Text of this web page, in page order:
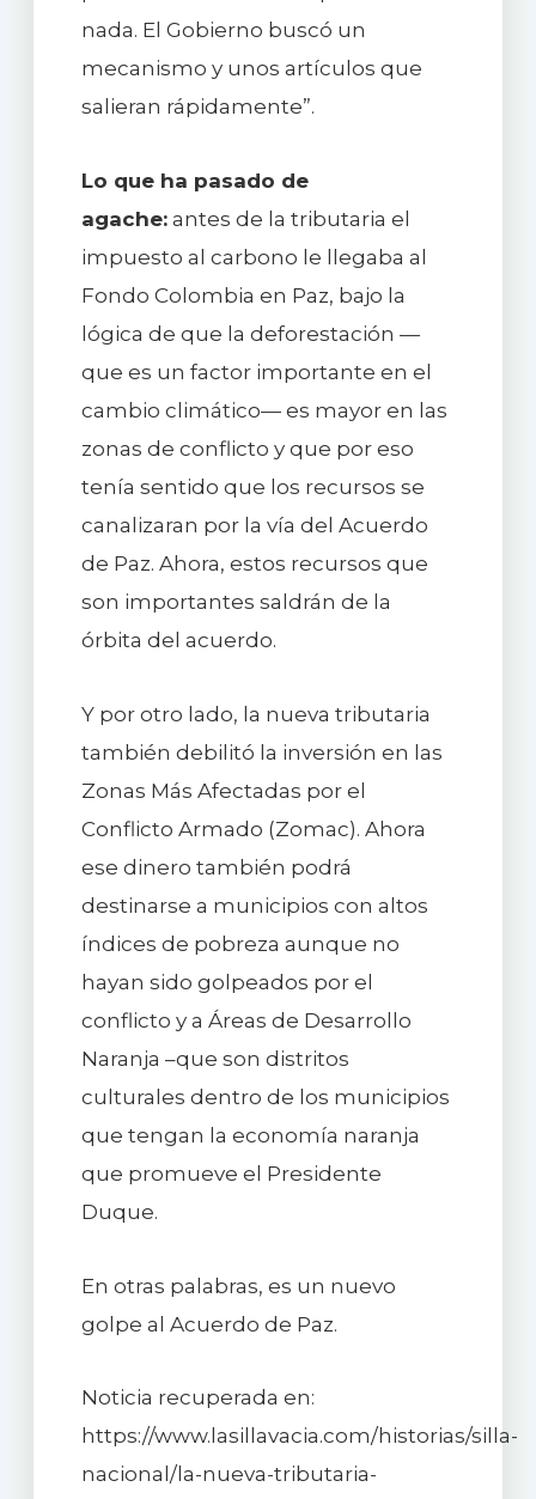
nada. El Gobierno buscó un
mecanismo y unos artículos que
salieran rápidamente”.
Lo que ha pasado de
agache:antes de la tributaria el
impuesto al carbono le llegaba al
Fondo Colombia en Paz, bajo la
lógica de que la deforestación —
que es un factor importante en el
cambio climático— es mayor en las
zonas de conflicto y que por eso
tenía sentido que los recursos se
canalizaran por la vía del Acuerdo
de Paz. Ahora, estos recursos que
son importantes saldrán de la
órbita del acuerdo.
Y por otro lado, la nueva tributaria
también debilitó la inversión en las
Zonas Más Afectadas por el
Conflicto Armado (Zomac). Ahora
ese dinero también podrá
destinarse a municipios con altos
índices de pobreza aunque no
hayan sido golpeados por el
conflicto y a Áreas de Desarrollo
Naranja –que son distritos
culturales dentro de los municipios
que tengan la economía naranja
que promueve el Presidente
Duque.
En otras palabras, es un nuevo
golpe al Acuerdo de Paz.
Noticia recuperada en:
https://www.lasillavacia.com/historias/silla-
nacional/la-nueva-tributaria-